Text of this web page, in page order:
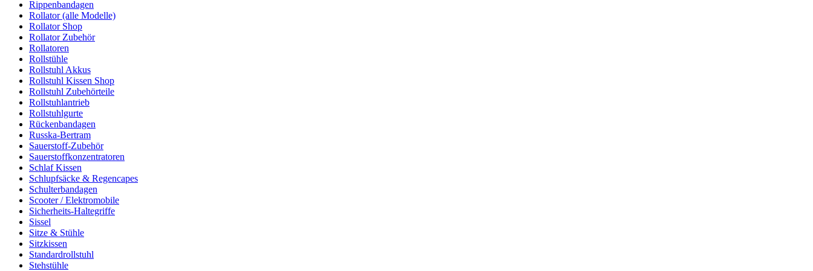
Rippenbandagen
Rollator (alle Modelle)
Rollator Shop
Rollator Zubehör
Rollatoren
Rollstühle
Rollstuhl Akkus
Rollstuhl Kissen Shop
Rollstuhl Zubehörteile
Rollstuhlantrieb
Rollstuhlgurte
Rückenbandagen
Russka-Bertram
Sauerstoff-Zubehör
Sauerstoffkonzentratoren
Schlaf Kissen
Schlupfsäcke & Regencapes
Schulterbandagen
Scooter / Elektromobile
Sicherheits-Haltegriffe
Sissel
Sitze & Stühle
Sitzkissen
Standardrollstuhl
Stehstühle